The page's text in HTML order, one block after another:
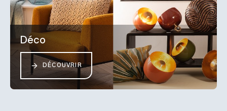
Déco
DÉCOUVRIR